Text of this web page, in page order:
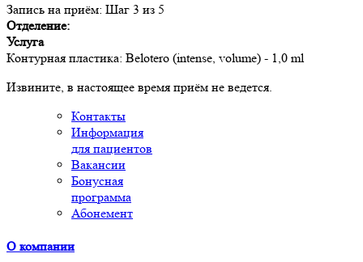
Запись на приём: Шаг 3 из 5
Отделение:
Услуга
Контурная пластика: Belotero (intense, volume) - 1,0 ml
Извините, в настоящее время приём не ведется.
Контакты
Информация
для пациентов
Вакансии
Бонусная
программа
Абонемент
О компании